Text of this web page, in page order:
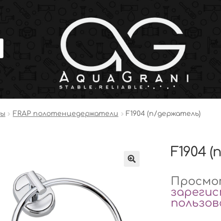
FRAP полотенцедержатели F1904 (п/держатель)
F1904